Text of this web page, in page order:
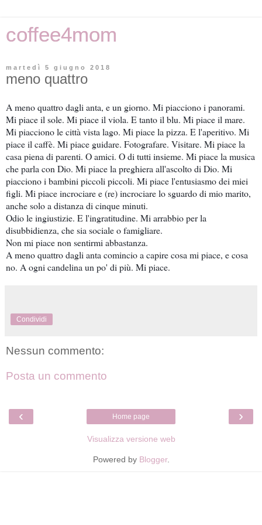
coffee4mom
martedì 5 giugno 2018
meno quattro
A meno quattro dagli anta, e un giorno. Mi piacciono i panorami.
Mi piace il sole. Mi piace il viola. E tanto il blu. Mi piace il mare.
Mi piacciono le città vista lago. Mi piace la pizza. E l'aperitivo. Mi
piace il caffè. Mi piace guidare. Fotografare. Visitare. Mi piace la
casa piena di parenti. O amici. O di tutti insieme. Mi piace la musica
che parla con Dio. Mi piace la preghiera all'ascolto di Dio. Mi
piacciono i bambini piccoli piccoli. Mi piace l'entusiasmo dei miei
figli. Mi piace incrociare e (re) incrociare lo sguardo di mio marito,
anche solo a distanza di cinque minuti.
Odio le ingiustizie. E l'ingratitudine. Mi arrabbio per la
disubbidienza, che sia sociale o famigliare.
Non mi piace non sentirmi abbastanza.
A meno quattro dagli anta comincio a capire cosa mi piace, e cosa
no. A ogni candelina un po' di più. Mi piace.
Condividi
Nessun commento:
Posta un commento
‹ ›
Home page
Visualizza versione web
Powered by Blogger.